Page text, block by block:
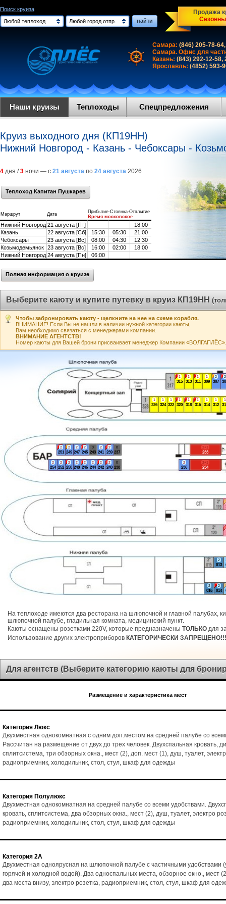
Поиск круиза
Любой теплоход
Любой город отпр. найти
Продажа
Самара: (846) 205-78-
Самара. Офис для
Казань: (843) 292-12-58,
Ярославль: (4852) 593-
Наши круизы Теплоходы Спецпредложения
Круиз выходного дня (КП19НН)
Нижний Новгород - Казань - Чебоксары -
4 дня /3 ночи — с 21 августа по 24 августа 2026
Теплоход Капитан Пушкарев
Маршрут Дата
Прибытие-Стоянка-Отплытие
Время московское
Нижний Новгород 21 августа [Пт]
18:00
Казань
22 августа [Сб] 15:30 05:30
21:00
Чебоксары
23 августа [Вс] 08:00 04:30
12:30
Козьмодемьянск 23 августа [Вс] 16:00 02:00
18:00
Нижний Новгород 24 августа [Пн] 06:00
Полная информация о круизе
Выберите каюту и купите путевку в круиз КП19НН
Чтобы забронировать каюту - щелкните на нее на схеме корабля.
ВНИМАНИЕ! Если Вы не нашли в наличии нужной категории каюты,
Вам необходимо связаться с менеджерами компании.
ВНИМАНИЕ АГЕНТСТВ!
Номер каюты для Вашей брони присваивает менеджер Компании «ВОЛГАПЛЁС».
2
013
2
014
2
016
2+1
233
2+1
234
2
236
0
237
0
238
2
239
2
240
2
241
2
242
0
243
2
244
2
245
2
246
2
247
2
248
2
249
2
250
2
251
2
252
2
254
2
2
307
1
309
1
1
311
1
312
1
313
1
314
1
315
1
316
1
318
1
320
1
322
1
324
1
326
На теплоходе имеются два ресторана на шлюпочной и главной палубах,
шлюпочной палубе, гладильная комната, медицинский пункт.
Каюты оснащены розетками 220V, которые предназначены ТОЛЬКО для
Использование других электроприборов КАТЕГОРИЧЕСКИ ЗАПРЕЩЕНО!!!
Для агентств (Выберите категорию каюты для
Размещение и характеристика мест
Категория Люкс
Двухместная однокомнатная с одним доп.местом на средней палубе со
Рассчитан на размещение от двух до трех человек. Двухспальная кровать,
сплитсистема, три обзорных окна., мест (2), доп. мест (1), душ, туалет,
радиоприемник, холодильник, стол, стул, шкаф для одежды
Категория Полулюкс
Двухместная однокомнатная на средней палубе со всеми удобствами.
кровать, сплитсистема, два обзорных окна., мест (2), душ, туалет, электро
радиоприемник, холодильник, стол, стул, шкаф для одежды
Категория 2А
Двухместная одноярусная на шлюпочной палубе с частичными удобствами
горячей и холодной водой). Два односпальных места, обзорное окно., мест
два места внизу, электро розетка, радиоприемник, стол, стул, шкаф для